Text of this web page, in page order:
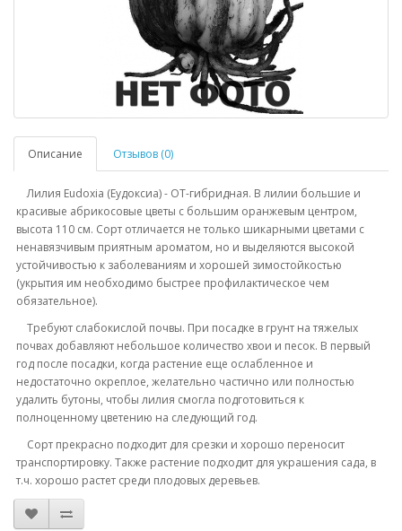
Описание Отзывов (0)
Лилия Eudoxia (Еудоксиа) - ОТ-гибридная. В лилии большие и
красивые абрикосовые цветы с большим оранжевым центром,
высота 110 см. Сорт отличается не только шикарными цветами с
ненавязчивым приятным ароматом, но и выделяются высокой
устойчивостью к заболеваниям и хорошей зимостойкостью
(укрытия им необходимо быстрее профилактическое чем
обязательное).
Требуют слабокислой почвы. При посадке в грунт на тяжелых
почвах добавляют небольшое количество хвои и песок. В первый
год после посадки, когда растение еще ослабленное и
недостаточно окреплое, желательно частично или полностью
удалить бутоны, чтобы лилия смогла подготовиться к
полноценному цветению на следующий год.
Сорт прекрасно подходит для срезки и хорошо переносит
транспортировку. Также растение подходит для украшения сада, в
т.ч. хорошо растет среди плодовых деревьев.